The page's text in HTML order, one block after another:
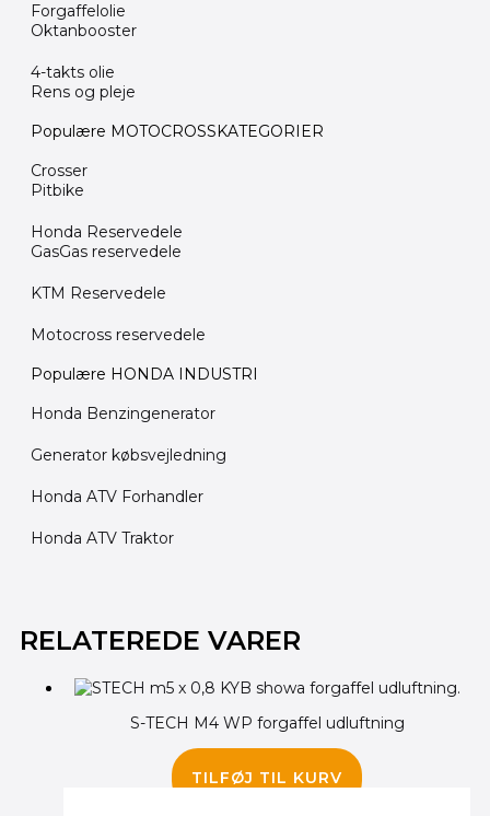
Forgaffelolie
Oktanbooster
4-takts olie
Rens og pleje
Populære MOTOCROSSKATEGORIER
Crosser
Pitbike
Honda Reservedele
GasGas reservedele
KTM Reservedele
Motocross reservedele
Populære HONDA INDUSTRI
Honda Benzingenerator
Generator købsvejledning
Honda ATV Forhandler
Honda ATV Traktor
RELATEREDE VARER
S-TECH M4 WP forgaffel udluftning
TILFØJ TIL KURV
oprindelige
pris
460.00 kr..395.00 kr..